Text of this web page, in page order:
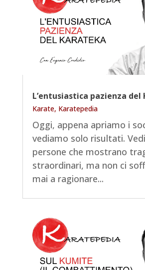
L’entusiastica pazienza del
Karate, Karatepedia
Oggi, appena apriamo i
vediamo solo risultati.
persone che mostrano
straordinari, ma non ci
mai a ragionare...